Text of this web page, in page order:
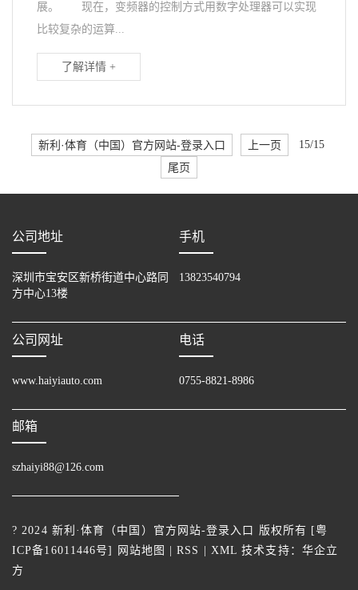
展。 现在，变频器的控制方式用数字处理器可以实现
比较复杂的运算...
了解详情 +
新利·体育（中国）官方网站-登录入口 上一页 15/15
尾页
公司地址
深圳市宝安区新桥街道中心路同
方中心13楼
手机
13823540794
公司网址
www.haiyiauto.com
电话
0755-8821-8986
邮箱
szhaiyi88@126.com
? 2024 新利·体育（中国）官方网站-登录入口 版权所有 [粤
ICP备16011446号] 网站地图 |RSS XML 技术支持： 华企立
方